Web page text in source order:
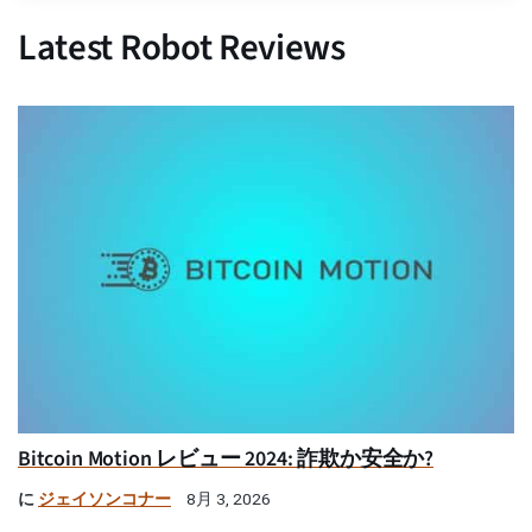
Latest Robot Reviews
Bitcoin Motion レビュー 2024: 詐欺か安全か?
に ジェイソンコナー 8月 3, 2026